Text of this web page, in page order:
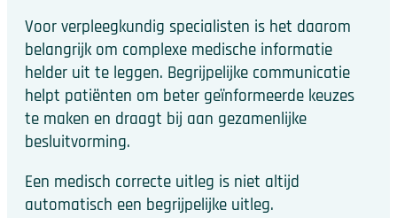
Voor verpleegkundig specialisten is het daarom
belangrijk om complexe medische informatie
helder uit te leggen. Begrijpelijke communicatie
helpt patiënten om beter geïnformeerde keuzes
te maken en draagt bij aan gezamenlijke
besluitvorming.
Een medisch correcte uitleg is niet altijd
automatisch een begrijpelijke uitleg.